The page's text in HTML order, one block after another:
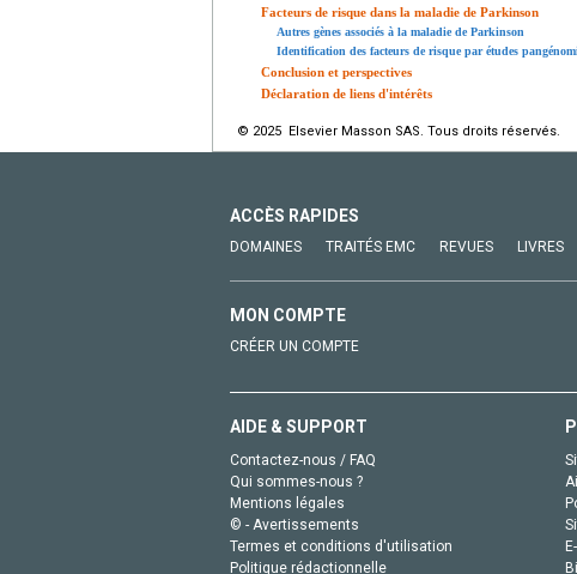
Facteurs de risque dans la maladie de Parkinson
Autres gènes associés à la maladie de Parkinson
Identification des facteurs de risque par études
Conclusion et perspectives
Déclaration de liens d'intérêts
© 2025 Elsevier Masson SAS. Tous droits réservés.
ACCÈS RAPIDES
DOMAINES TRAITÉS EMC REVUES LIVRES
MON COMPTE
CRÉER UN COMPTE
AIDE & SUPPORT
Contactez-nous / FAQ
Qui sommes-nous ?
Mentions légales
© - Avertissements
Termes et conditions d'utilisation
Politique rédactionnelle